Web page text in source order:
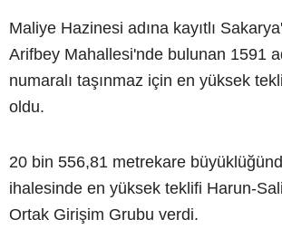
Maliye Hazinesi adına kayıtlı
Arifbey Mahallesi'nde bulunan 1591
numaralı taşınmaz için en yüksek
oldu.
20 bin 556,81 metrekare
ihalesinde en yüksek teklifi Harun-
Ortak Girişim Grubu verdi.